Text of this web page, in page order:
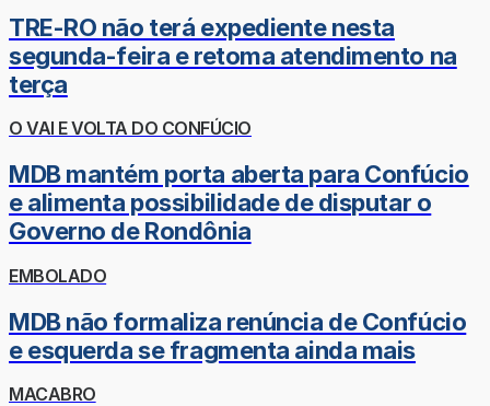
TRE-RO não terá expediente nesta
segunda-feira e retoma atendimento na
terça
O VAI E VOLTA DO CONFÚCIO
MDB mantém porta aberta para Confúcio
e alimenta possibilidade de disputar o
Governo de Rondônia
EMBOLADO
MDB não formaliza renúncia de Confúcio
e esquerda se fragmenta ainda mais
MACABRO